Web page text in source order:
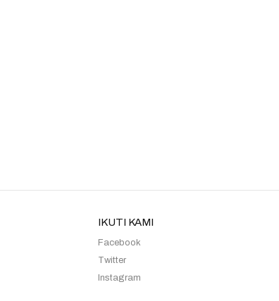
IKUTI KAMI
Facebook
Twitter
Instagram